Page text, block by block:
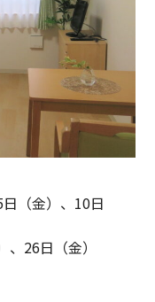
（金）、10日
26日（金）